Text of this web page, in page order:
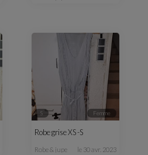
S femme
Robe grise XS -S
robe & jupe le 30 avr. 2023